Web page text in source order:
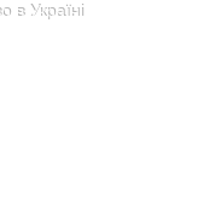
в Україні